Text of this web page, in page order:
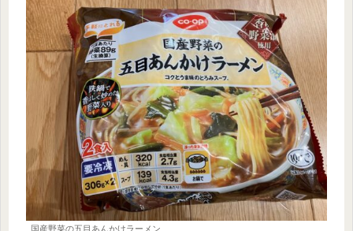
国産野菜の五目あんかけラーメン